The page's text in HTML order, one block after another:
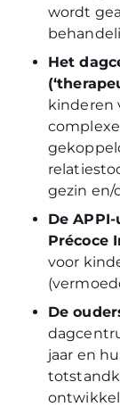
wordt
Het
kinderen
gezin en/
De
Précoce
voor
De
jaar en